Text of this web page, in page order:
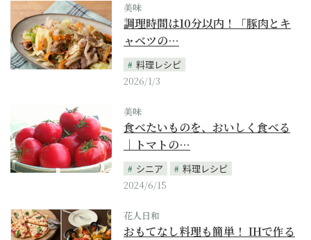
美味
調理時間は10分以内！「豚肉とキ
ャベツの…
料理レシピ
2026/1/3
美味
食べたいものを、おいしく食べる
｜トマトの…
シニア
料理レシピ
2024/6/15
花人日和
おもてなし料理も簡単！ IHで作る